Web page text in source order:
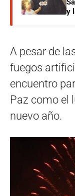
y
A pesar de
fuegos
encuentro
Paz como el
nuevo año.